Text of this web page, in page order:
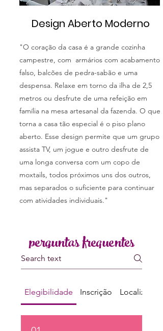
Design Aberto Moderno
"O coração da casa é a grande cozinha
campestre, com armários com acabamento
falso, balcões de pedra-sabão e uma
despensa. Relaxe em torno da ilha de 2,5
metros ou desfrute de uma refeição em
família na mesa artesanal da fazenda. O que
torna a casa tão especial é o piso plano
aberto. Esse design permite que um grupo
assista TV, um jogue e outro desfrute de
uma longa conversa com um copo de
moxtails, todos próximos uns dos outros,
mas separados o suficiente para continuar
com atividades individuais."
perguntas frequentes
Elegibilidade Inscrição Localização